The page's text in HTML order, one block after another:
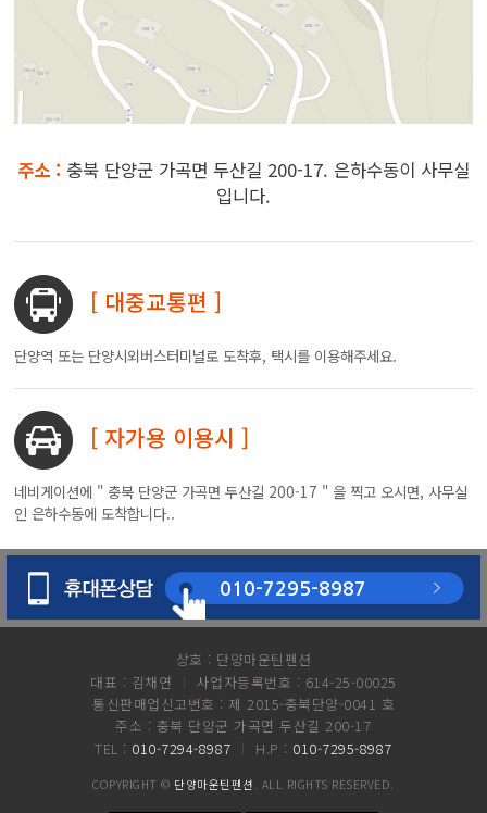
주소 :충북 단양군 가곡면 두산길 200-17. 은하수동이 사무실
입니다.
[ 대중교통편 ]
단양역 또는 단양시외버스터미널로 도착후, 택시를 이용해주세요.
[ 자가용 이용시 ]
네비게이션에 " 충북 단양군 가곡면 두산길 200-17 " 을 찍고 오시면, 사무실
인 은하수동에 도착합니다..
010-7295-8987
상호 : 단양마운틴펜션
대표 : 김채연
사업자등록번호 : 614-25-00025
통신판매업신고번호 : 제 2015-충북단양-0041 호
주소 : 충북 단양군 가곡면 두산길 200-17
TEL : 010-7294-8987 H.P : 010-7295-8987
COPYRIGHT © 단양마운틴펜션 . ALL RIGHTS RESERVED.